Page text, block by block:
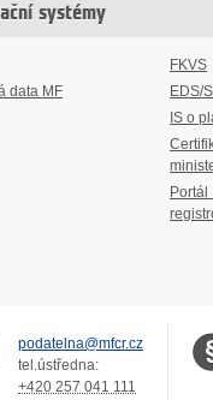
systémy
data MF
FKVS
EDS/
IS o
Portál
podatelna@mfcr.cz
tel.ústředna:
+420 257 041 111